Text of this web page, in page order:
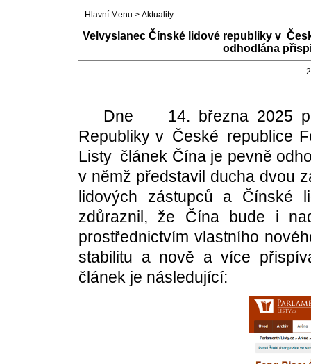
Hlavní Menu > Aktuality
Velvyslanec Čínské lidové republiky v
odhodlána
Dne 14. března 2025
Republiky v České republice
Listy článek Čína je pevně
v němž představil ducha dvou
lidových zástupců a Čínské
zdůraznil, že Čína bude i
prostřednictvím vlastního
stabilitu a nově a více
článek je následující: